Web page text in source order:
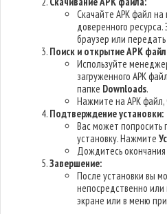
Скачайте APK файл
доверенного
браузер или
Поиск и открытие APK
Используйте
загруженного APK
папке Downloads.
Нажмите на APK файл,
Подтверждение установки:
Вас может попросить
установку. Нажмите
Дождитесь
Завершение:
После установки вы
непосредственно
экране или в меню